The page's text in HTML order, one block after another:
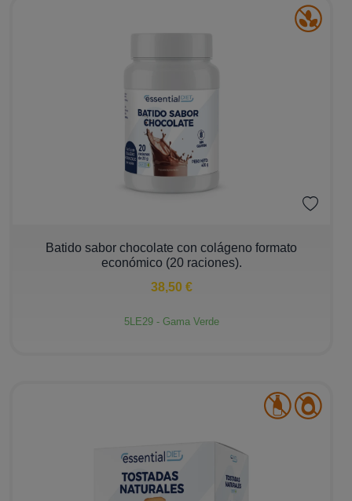
+
Batido sabor chocolate con colágeno formato
económico (20 raciones).
38,50 €
5LE29 - Gama Verde